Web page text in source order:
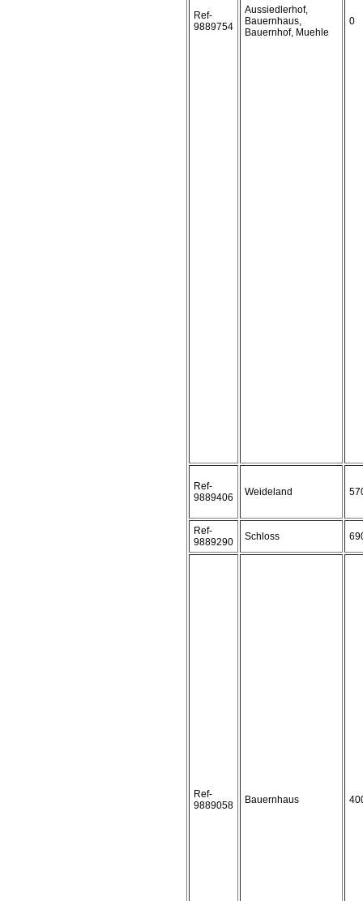
Ref-
9889754
Aussiedlerhof,
Bauernhaus,
Bauernhof, Muehle
0
Ref-
9889406
Weideland
Ref-
9889290
Schloss
Ref-
9889058
Bauernhaus